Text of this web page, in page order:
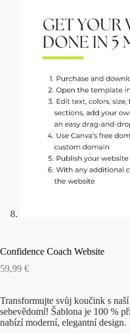
Confidence Coach Website
59,99 €
Transformujte svůj koučink s
sebevědomí! Šablona je 100 %
nabízí moderní, elegantní design.